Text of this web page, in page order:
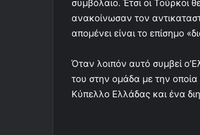
συμβόλαιο. Έτσι οι
ανακοίνωσαν τον
απομένει είναι το επίσημο
Όταν λοιπόν αυτό συμβεί
του στην ομάδα με την οποία
Κύπελλο Ελλάδας και ένα